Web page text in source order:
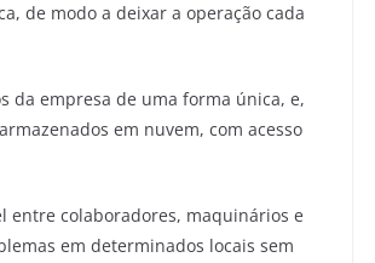
de modo a deixar a operação cada
da empresa de uma forma única, e,
em nuvem, com acesso
entre colaboradores, maquinários e
em determinados locais sem